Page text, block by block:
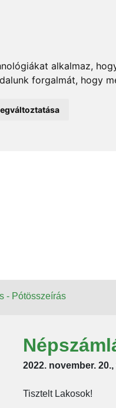
alkalmaz,
forgalmát, hogy
- Pótösszeírás
2022. november.
Tisztelt Lakosok!